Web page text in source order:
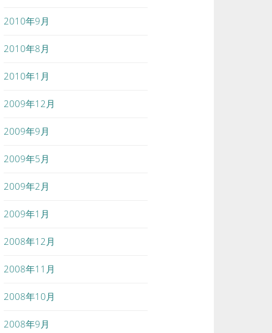
2010年9月
2010年8月
2010年1月
2009年12月
2009年9月
2009年5月
2009年2月
2009年1月
2008年12月
2008年11月
2008年10月
2008年9月